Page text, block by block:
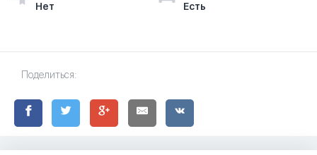
Нет
Есть
Поделиться: